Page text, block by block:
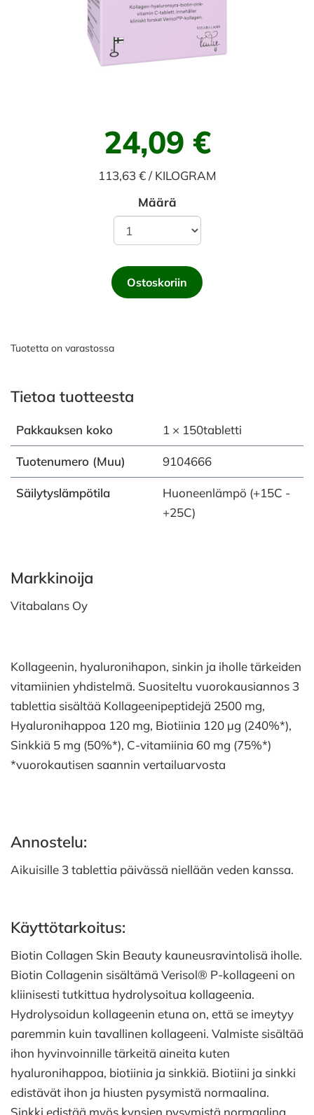
24,09 €
113,63 € / KILOGRAM
Määrä
Ostoskoriin
Tuotetta on varastossa
Tietoa tuotteesta
Pakkauksen koko 1 × 150tabletti
Tuotenumero (Muu) 9104666
Säilytyslämpötila
Huoneenlämpö (+15C -
+25C)
Markkinoija
Vitabalans Oy
Kollageenin, hyaluronihapon, sinkin ja iholle tärkeiden
vitamiinien yhdistelmä. Suositeltu vuorokausiannos 3
tablettia sisältää Kollageenipeptidejä 2500 mg,
Hyaluronihappoa 120 mg, Biotiinia 120 µg (240%*),
Sinkkiä 5 mg (50%*), C-vitamiinia 60 mg (75%*)
*vuorokautisen saannin vertailuarvosta
Annostelu:
Aikuisille 3 tablettia päivässä niellään veden kanssa.
Käyttötarkoitus:
Biotin Collagen Skin Beauty kauneusravintolisä iholle.
Biotin Collagenin sisältämä Verisol® P-kollageeni on
kliinisesti tutkittua hydrolysoitua kollageenia.
Hydrolysoidun kollageenin etuna on, että se imeytyy
paremmin kuin tavallinen kollageeni. Valmiste sisältää
ihon hyvinvoinnille tärkeitä aineita kuten
hyaluronihappoa, biotiinia ja sinkkiä. Biotiini ja sinkki
edistävät ihon ja hiusten pysymistä normaalina.
Sinkki edistää myös kynsien pysymistä normaalina.